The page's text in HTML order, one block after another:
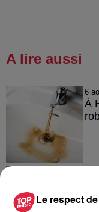
A lire aussi
6
À
Le respect